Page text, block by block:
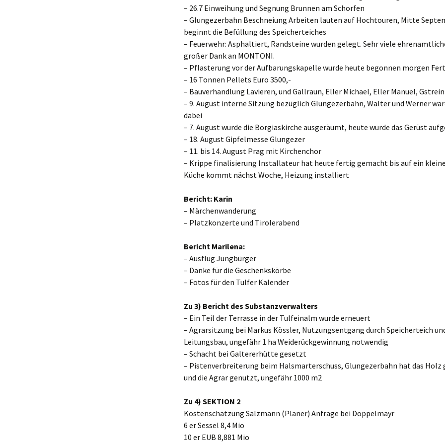
– 26.7 Einweihung und Segnung Brunnen am Schorfen
– Glungezerbahn Beschneiung Arbeiten lauten auf Hochtouren, Mitte
beginnt die Befüllung des Speicherteiches
– Feuerwehr: Asphaltiert, Randsteine wurden gelegt. Sehr viele
großer Dank an MONTONI.
– Pflasterung vor der Aufbarungskapelle wurde heute begonnen morgen
– 16 Tonnen Pellets Euro 3500,-
– Bauverhandlung Lavieren, und Gallraun, Eller Michael, Eller Manuel,
– 9. August interne Sitzung bezüglich Glungezerbahn, Walter und Werner
dabei
– 7. August wurde die Borgiaskirche ausgeräumt, heute wurde das Gerüst
– 18. August Gipfelmesse Glungezer
– 11. bis 14. August Prag mit Kirchenchor
– Krippe finalisierung Installateur hat heute fertig gemacht bis auf ein
Küche kommt nächst Woche, Heizung installiert
Bericht: Karin
– Märchenwanderung
– Platzkonzerte und Tirolerabend
Bericht Marilena:
– Ausflug Jungbürger
– Danke für die Geschenkskörbe
– Fotos für den Tulfer Kalender
Zu 3) Bericht des Substanzverwalters
– Ein Teil der Terrasse in der Tulfeinalm wurde erneuert
– Agrarsitzung bei Markus Kössler, Nutzungsentgang durch Speicherteich
Leitungsbau, ungefähr 1 ha Weiderückgewinnung notwendig
– Schacht bei Galtererhütte gesetzt
– Pistenverbreiterung beim Halsmarterschuss, Glungezerbahn hat das Holz
und die Agrar genutzt, ungefähr 1000 m2
Zu 4) SEKTION 2
Kostenschätzung Salzmann (Planer) Anfrage bei Doppelmayr
6 er Sessel 8,4 Mio
10 er EUB 8,881 Mio